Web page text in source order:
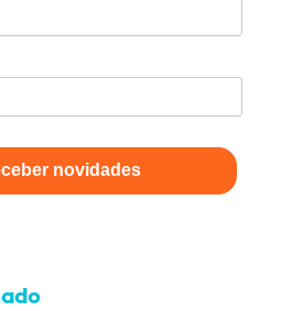
novidades